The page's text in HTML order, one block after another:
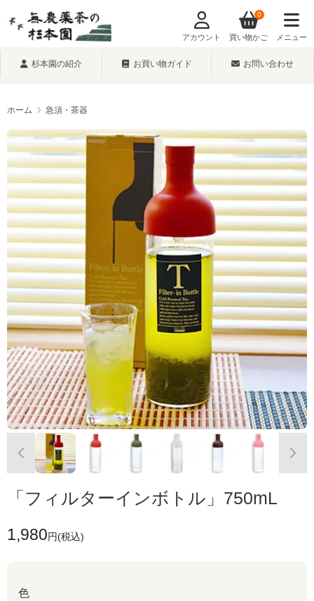
アカウント 買い物かご
0
メニュー
杉本園の紹介 お買い物ガイド お問い合わせ
ホーム 急須・茶器
「フィルターインボトル」750mL
1,980円(税込)
色